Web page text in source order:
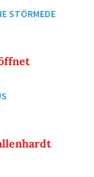
STÖRMEDE